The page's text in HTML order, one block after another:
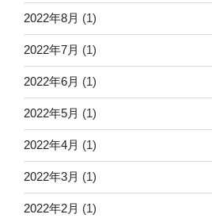
2022年8月 (1)
2022年7月 (1)
2022年6月 (1)
2022年5月 (1)
2022年4月 (1)
2022年3月 (1)
2022年2月 (1)